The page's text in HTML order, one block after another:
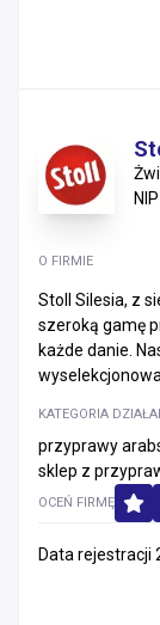
O FIRMIE
Stoll Silesia, z
szeroką gamę
każde danie.
KATEGORIA
przyprawy
sklep z
OCEŃ FIRMĘ
Data rejestracji